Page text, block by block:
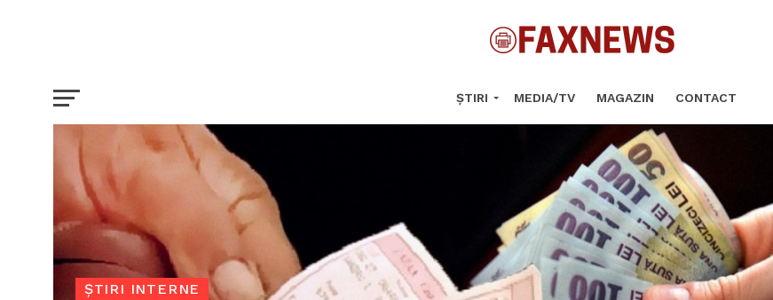
ȘTIRI MEDIA/TV MAGAZIN CONTACT
ȘTIRI INTERNE